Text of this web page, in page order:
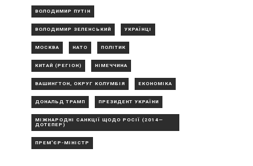
ВОЛОДИМИР ПУТІН
ВОЛОДИМИР ЗЕЛЕНСЬКИЙ УКРАЇНЦІ
МОСКВА НАТО ПОЛІТИК
КИТАЙ (РЕГІОН) НІМЕЧЧИНА
ВАШИНГТОН, ОКРУГ КОЛУМБІЯ ЕКОНОМІКА
ДОНАЛЬД ТРАМП ПРЕЗИДЕНТ УКРАЇНИ
МІЖНАРОДНІ САНКЦІЇ ЩОДО РОСІЇ (2014—
ДОТЕПЕР)
ПРЕМ'ЄР-МІНІСТР